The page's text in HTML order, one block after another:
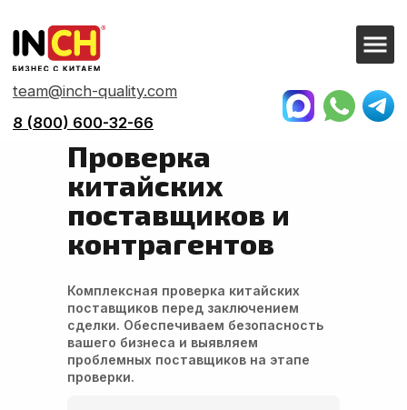
team@inch-quality.com
8 (800) 600-32-66
Комплексная проверка китайских
поставщиков перед заключением
сделки. Обеспечиваем безопасность
вашего бизнеса и выявляем
проблемных поставщиков на этапе
проверки.
Проверка китайской компании
Проверка
китайских
поставщиков и
контрагентов